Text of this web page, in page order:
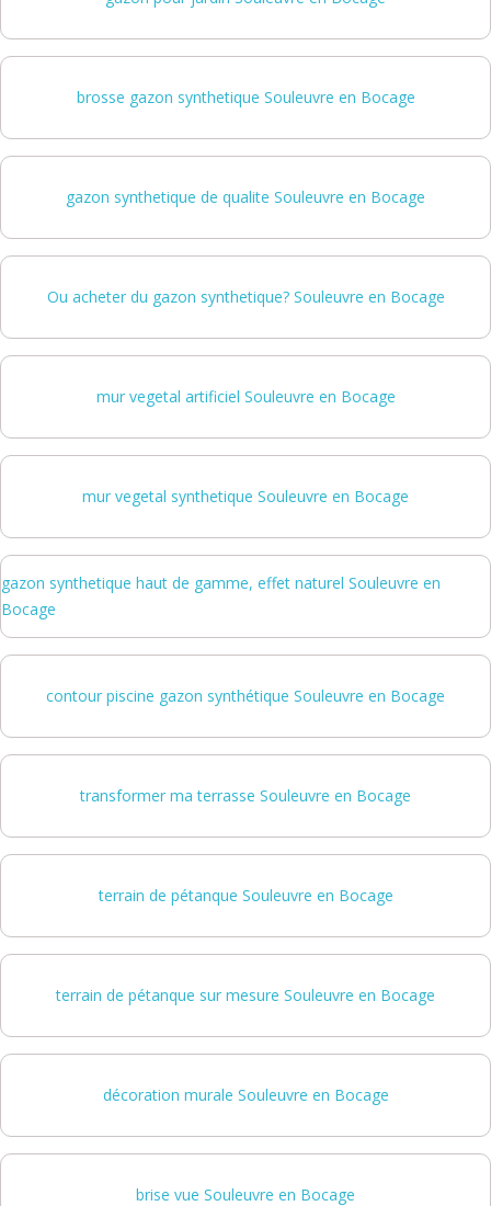
brosse gazon synthetique Souleuvre en Bocage
gazon synthetique de qualite Souleuvre en Bocage
Ou acheter du gazon synthetique? Souleuvre en Bocage
mur vegetal artificiel Souleuvre en Bocage
mur vegetal synthetique Souleuvre en Bocage
gazon synthetique haut de gamme, effet naturel Souleuvre en
Bocage
contour piscine gazon synthétique Souleuvre en Bocage
transformer ma terrasse Souleuvre en Bocage
terrain de pétanque Souleuvre en Bocage
terrain de pétanque sur mesure Souleuvre en Bocage
décoration murale Souleuvre en Bocage
brise vue Souleuvre en Bocage